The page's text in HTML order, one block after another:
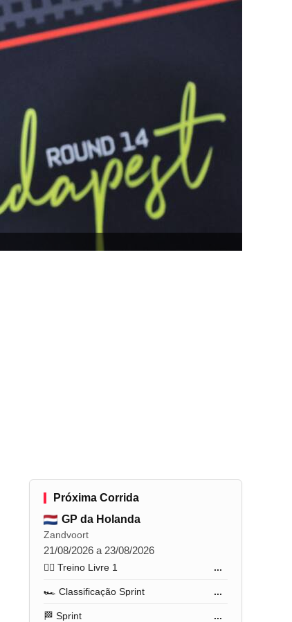
Próxima Corrida
GP da Holanda
Zandvoort
21/08/2026 a 23/08/2026
🏋️‍♂️ Treino Livre 1 ...
🏎️ Classificação Sprint ...
🏁 Sprint ...